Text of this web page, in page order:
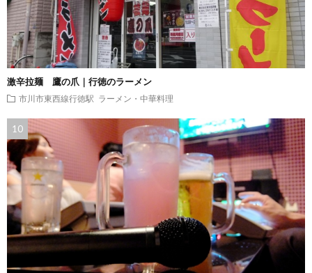
激辛拉麺 鷹の爪｜行徳のラーメン
市川市東西線行徳駅 ラーメン・中華料理